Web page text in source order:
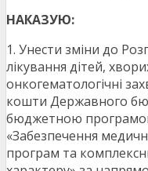
НАКАЗУЮ:
1. Унести зміни до
лікування дітей,
онкогематологічні
кошти Державного
бюджетною
«Забезпечення
програм та